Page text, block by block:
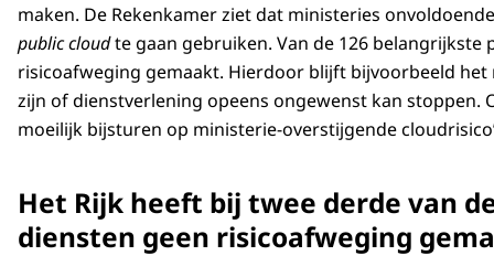
maken. De Rekenkamer ziet dat ministeries
public cloudte gaan gebruiken. Van de 126 belangrijkste
risicoafweging gemaakt. Hierdoor blijft bijvoorbeeld
zijn of dienstverlening opeens ongewenst kan stoppen.
moeilijk bijsturen op ministerie-overstijgende
Het Rijk heeft bij twee derde van
diensten geen risicoafweging